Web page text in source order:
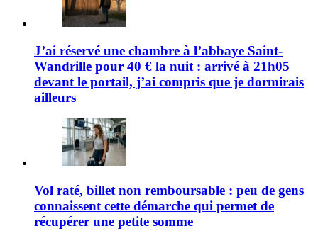
J’ai réservé une chambre à l’abbaye Saint-
Wandrille pour 40 € la nuit : arrivé à 21h05
devant le portail, j’ai compris que je dormirais
ailleurs
Vol raté, billet non remboursable : peu de gens
connaissent cette démarche qui permet de
récupérer une petite somme